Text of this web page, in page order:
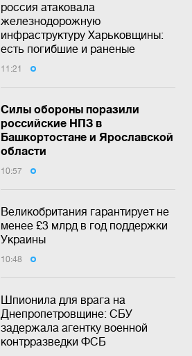
россия атаковала
железнодорожную
инфраструктуру Харьковщины:
есть погибшие и раненые
11:21
Силы обороны поразили
российские НПЗ в
Башкортостане и Ярославской
области
10:57
Великобритания гарантирует не
менее £3 млрд в год поддержки
Украины
10:48
Шпионила для врага на
Днепропетровщине: СБУ
задержала агентку военной
контрразведки ФСБ